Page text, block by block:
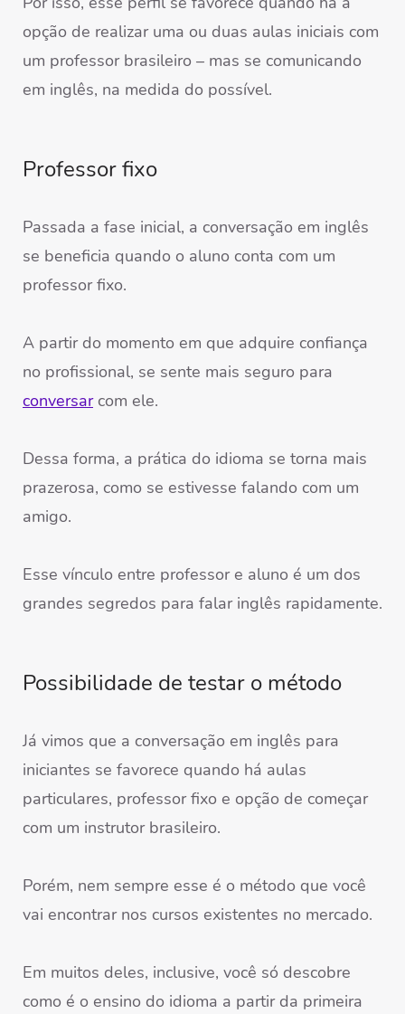
opção de realizar uma ou duas aulas iniciais com
um professor brasileiro – mas se comunicando
em inglês, na medida do possível.
Professor fixo
Passada a fase inicial, a conversação em inglês
se beneficia quando o aluno conta com um
professor fixo.
A partir do momento em que adquire confiança
no profissional, se sente mais seguro para
conversarcom ele.
Dessa forma, a prática do idioma se torna mais
prazerosa, como se estivesse falando com um
amigo.
Esse vínculo entre professor e aluno é um dos
grandes segredos para falar inglês rapidamente.
Possibilidade de testar o método
Já vimos que a conversação em inglês para
iniciantes se favorece quando há aulas
particulares, professor fixo e opção de começar
com um instrutor brasileiro.
Porém, nem sempre esse é o método que você
vai encontrar nos cursos existentes no mercado.
Em muitos deles, inclusive, você só descobre
como é o ensino do idioma a partir da primeira